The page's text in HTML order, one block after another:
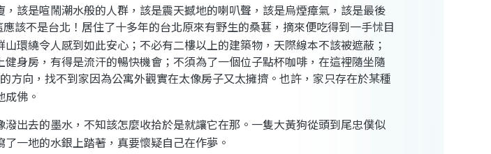
該是喧鬧潮水般的人群， 該是震天撼地的喇叭聲，該是烏煙瘴氣，該是最後
應該不是台北！居住了十多年的台北原來有野生的桑葚 ，摘來便吃得到一手怵目
環繞令人感到如此安心；不必有二樓以上的建築物，天際線本不該被遮蔽；
身房，有得是流汗的暢快機會；不須為了一個位子點杯咖啡，在這裡隨坐隨
方向，找不到家因為公寓外觀實在太像房子又太擁擠。也許，家只存在於某種
佛。
出去的墨水，不知該怎麼收拾於是就讓它在那。一隻大黃狗從頭到尾忠僕似
一地的水銀上踏著，真要懷疑自己在作夢。